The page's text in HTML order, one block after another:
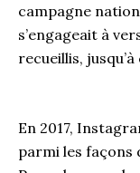
campagne
s’engageait à
recueillis,
En 2017,
parmi les façons